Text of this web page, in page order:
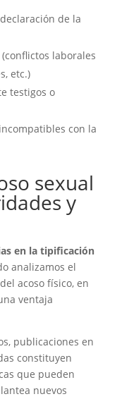
de la
laborales
etc.)
testigos o
con la
sexual
y
en la tipificación
analizamos el
acoso físico, en
ventaja
publicaciones en
constituyen
que pueden
nuevos